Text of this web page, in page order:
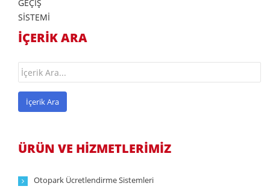
İÇERİK ARA
ÜRÜN VE HİZMETLERİMİZ
Otopark Ücretlendirme Sistemleri